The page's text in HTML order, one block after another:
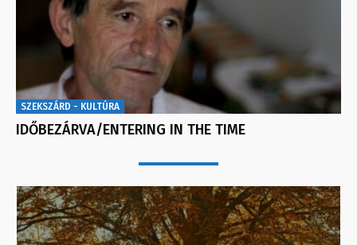
SZEKSZÁRD - KULTÚRA
IDŐBEZÁRVA/ENTERING IN THE TIME